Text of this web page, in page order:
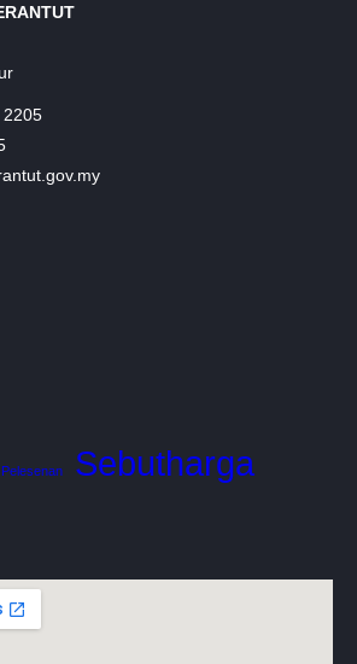
2205
Pelesenan Sebutharga